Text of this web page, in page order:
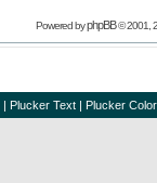
Powered byphpBB© 2001,
| Plucker Text | Plucker Color